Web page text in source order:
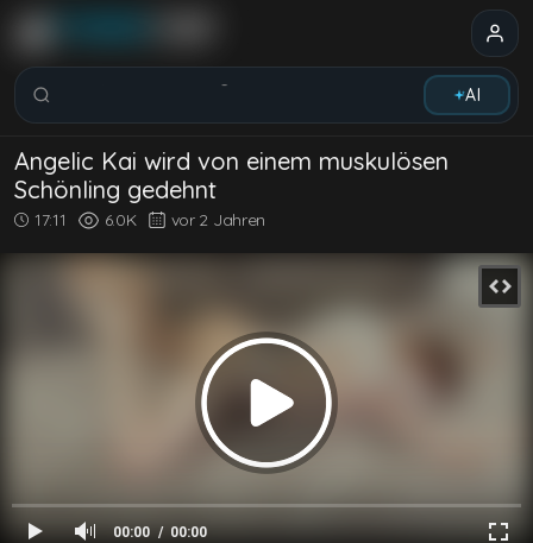
Videos, Models und Tags suchen...
AI
Angelic Kai wird von einem muskulösen
Schönling gedehnt
17:11 6.0K vor 2 Jahren
00:00 00:00